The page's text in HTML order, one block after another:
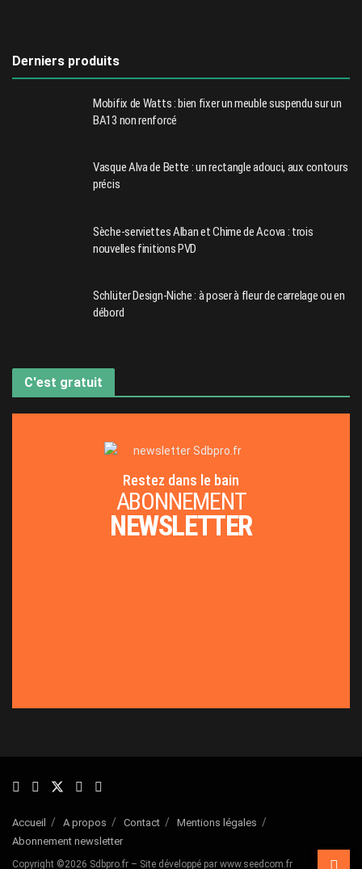
Derniers produits
Mobifix de Watts : bien fixer un meuble suspendu sur un
BA13 non renforcé
Vasque Alva de Bette : un rectangle adouci, aux contours
précis
Sèche-serviettes Alban et Chime de Acova : trois
nouvelles finitions PVD
Schlüter Design-Niche : à poser à fleur de carrelage ou en
débord
C'est gratuit
Restez dans le bain
ABONNEMENT
NEWSLETTER
Accueil A propos Contact
Mentions légales
Abonnement newsletter
Copyright ©2026 Sdbpro.fr – Site développé par www.seedcom.fr